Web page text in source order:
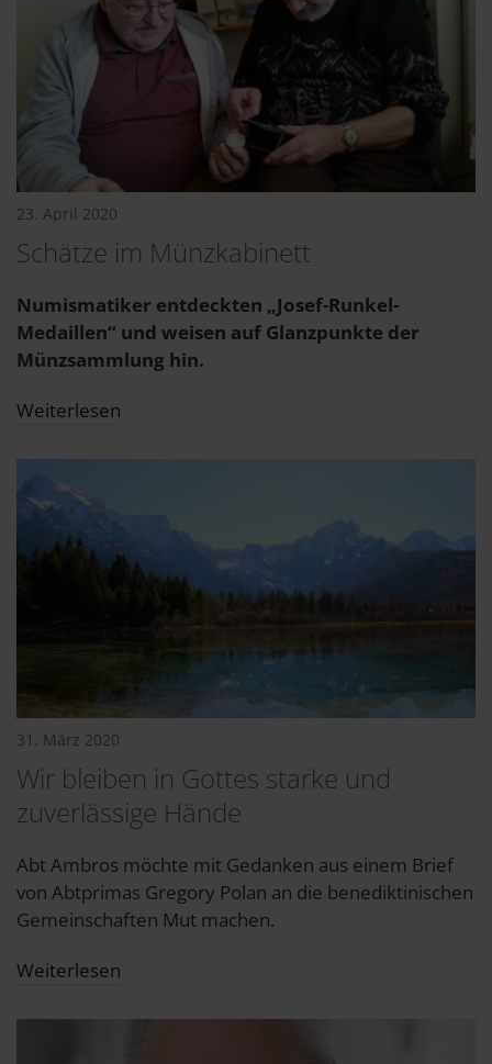
23. April 2020
Schätze im Münzkabinett
Numismatiker entdeckten „Josef-Runkel-
Medaillen“ und weisen auf Glanzpunkte der
Münzsammlung hin.
Weiterlesen
31. März 2020
Wir bleiben in Gottes starke und
zuverlässige Hände
Abt Ambros möchte mit Gedanken aus einem Brief
von Abtprimas Gregory Polan an die benediktinischen
Gemeinschaften Mut machen.
Weiterlesen